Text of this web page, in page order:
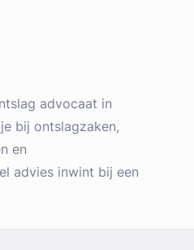
advocaat in
bij ontslagzaken,
en
advies inwint bij een